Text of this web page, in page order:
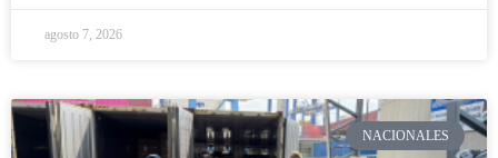
agosto 7, 2026
NACIONALES